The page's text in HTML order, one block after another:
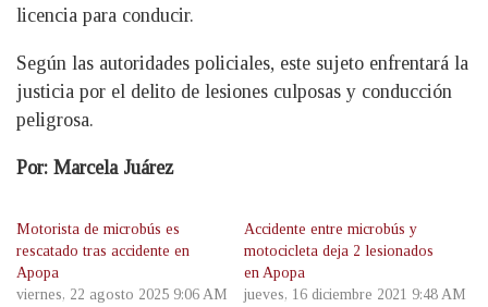
licencia para conducir.
Según las autoridades policiales, este sujeto enfrentará la
justicia por el delito de lesiones culposas y conducción
peligrosa.
Por: Marcela Juárez
Motorista de microbús es
rescatado tras accidente en
Apopa
viernes, 22 agosto 2025 9:06 AM
Accidente entre microbús y
motocicleta deja 2 lesionados
en Apopa
jueves, 16 diciembre 2021 9:48 AM